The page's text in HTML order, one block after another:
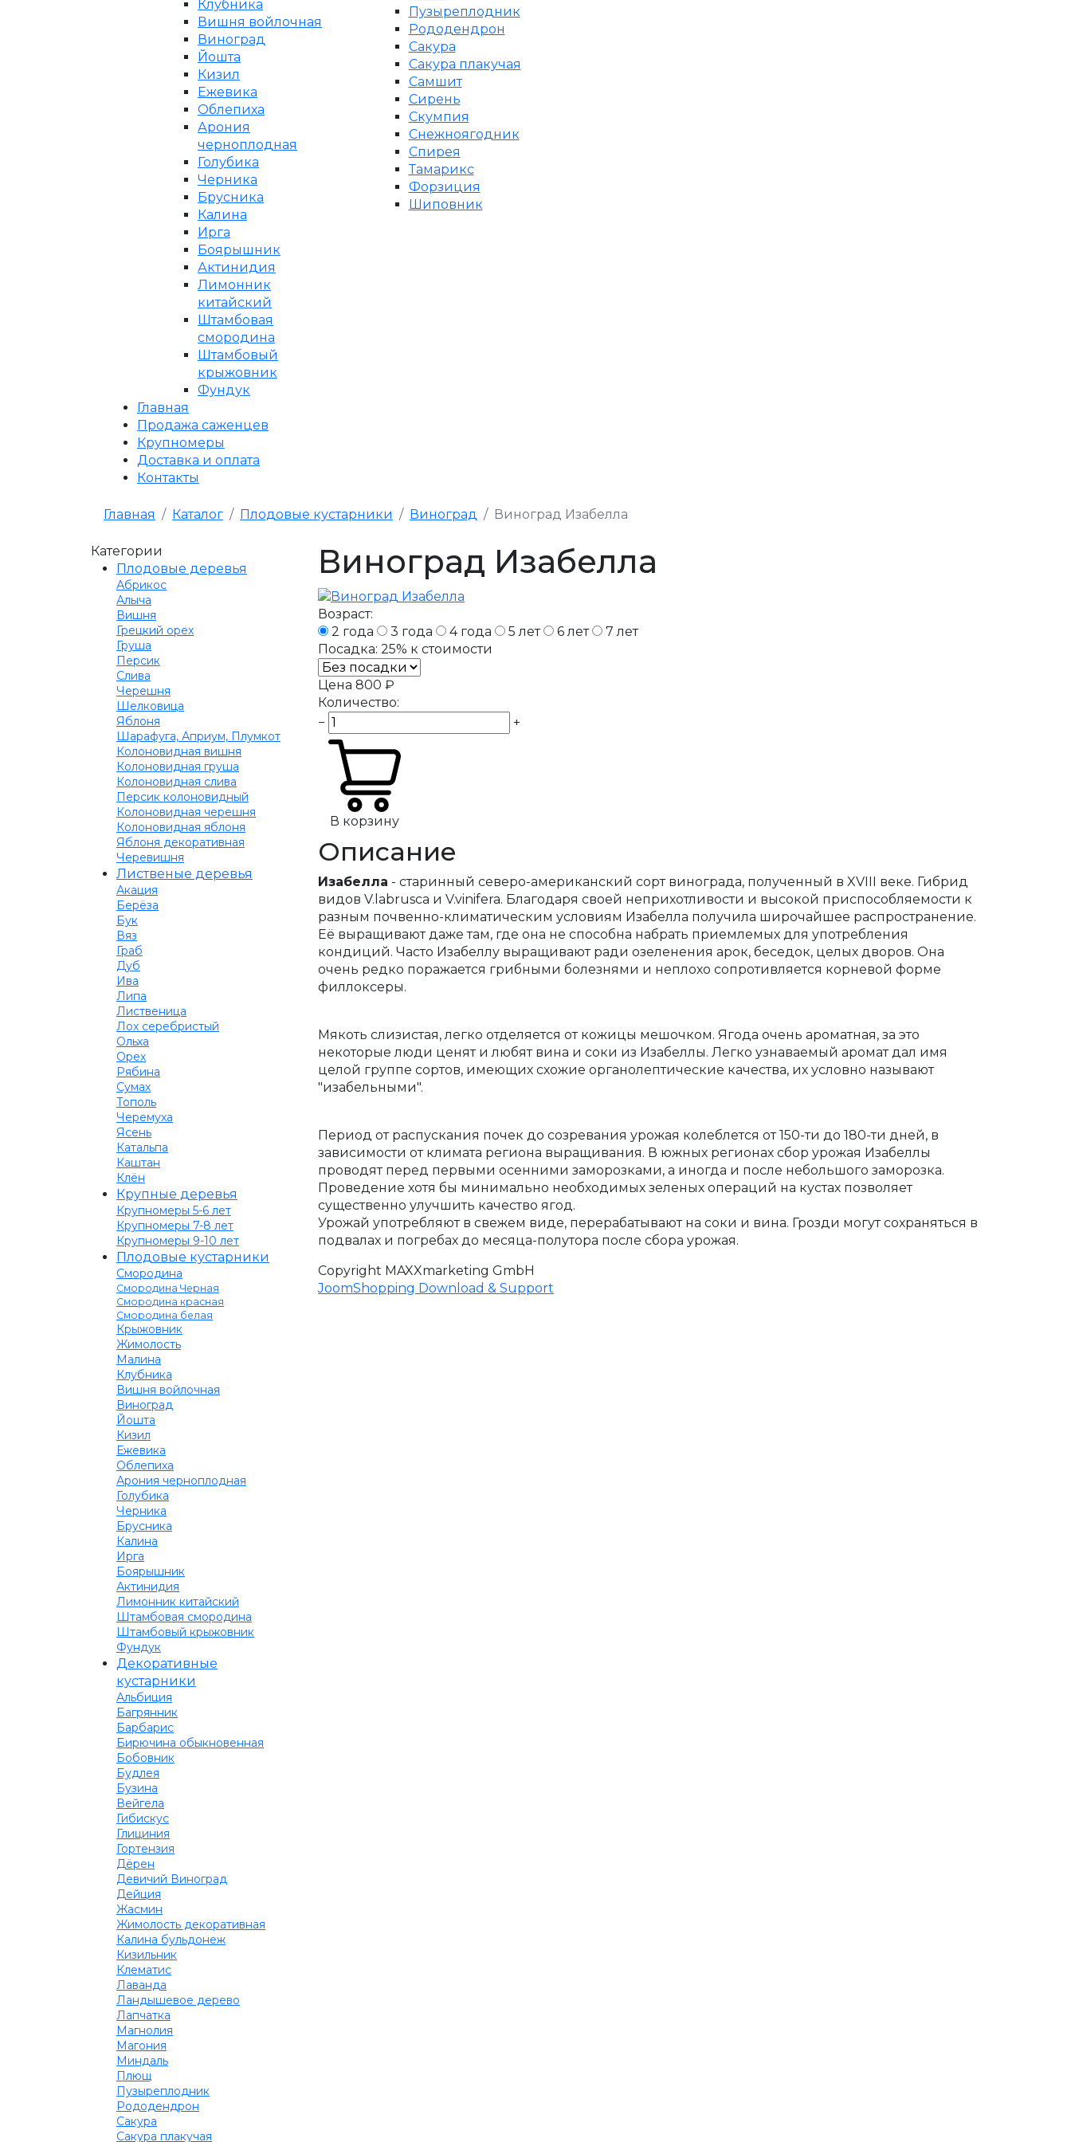
Клубника
Вишня войлочная
Виноград
Йошта
Кизил
Ежевика
Облепиха
Арония
черноплодная
Голубика
Черника
Брусника
Калина
Ирга
Боярышник
Актинидия
Лимонник
китайский
Штамбовая
смородина
Штамбовый
крыжовник
Фундук
Пузыреплодник
Рододендрон
Сакура
Сакура плакучая
Самшит
Сирень
Скумпия
Снежноягодник
Спирея
Тамарикс
Форзиция
Шиповник
Главная
Продажа саженцев
Крупномеры
Доставка и оплата
Контакты
Главная Каталог Плодовые кустарники Виноград Виноград Изабелла
Категории
Плодовые деревья
Абрикос
Алыча
Вишня
Грецкий орех
Груша
Персик
Слива
Черешня
Шелковица
Яблоня
Шарафуга, Априум, Плумкот
Колоновидная вишня
Колоновидная груша
Колоновидная слива
Персик колоновидный
Колоновидная черешня
Колоновидная яблоня
Яблоня декоративная
Черевишня
Лиственые деревья
Акация
Берёза
Бук
Вяз
Граб
Дуб
Ива
Липа
Лиственица
Лох серебристый
Ольха
Орех
Рябина
Сумах
Тополь
Черемуха
Ясень
Катальпа
Каштан
Клён
Крупные деревья
Крупномеры 5-6 лет
Крупномеры 7-8 лет
Крупномеры 9-10 лет
Плодовые кустарники
Смородина
Смородина Черная
Смородина красная
Смородина белая
Крыжовник
Жимолость
Малина
Клубника
Вишня войлочная
Виноград
Йошта
Кизил
Ежевика
Облепиха
Арония черноплодная
Голубика
Черника
Брусника
Калина
Ирга
Боярышник
Актинидия
Лимонник китайский
Штамбовая смородина
Штамбовый крыжовник
Фундук
Декоративные
кустарники
Альбиция
Багрянник
Барбарис
Бирючина обыкновенная
Бобовник
Будлея
Бузина
Вейгела
Гибискус
Глициния
Гортензия
Дёрен
Девичий Виноград
Дейция
Жасмин
Жимолость декоративная
Калина бульдонеж
Кизильник
Клематис
Лаванда
Ландышевое дерево
Лапчатка
Магнолия
Магония
Миндаль
Плющ
Пузыреплодник
Рододендрон
Сакура
Сакура плакучая
Виноград Изабелла
Возраст:
2 года
3 года 4 года 5 лет 6 лет
7 лет
Посадка: 25% к стоимости
Цена 800 ₽
Количество:
−
+
В корзину
Описание
Изабелла - старинный северо-американский сорт винограда, полученный в XVIII веке. Гибрид
видов V.labrusca и V.vinifera. Благодаря своей неприхотливости и высокой приспособляемости к
разным почвенно-климатическим условиям Изабелла получила широчайшее распространение.
Её выращивают даже там, где она не способна набрать приемлемых для употребления
кондиций. Часто Изабеллу выращивают ради озеленения арок, беседок, целых дворов. Она
очень редко поражается грибными болезнями и неплохо сопротивляется корневой форме
филлоксеры.
Мякоть слизистая, легко отделяется от кожицы мешочком. Ягода очень ароматная, за это
некоторые люди ценят и любят вина и соки из Изабеллы. Легко узнаваемый аромат дал имя
целой группе сортов, имеющих схожие органолептические качества, их условно называют
"изабельными".
Период от распускания почек до созревания урожая колеблется от 150-ти до 180-ти дней, в
зависимости от климата региона выращивания. В южных регионах сбор урожая Изабеллы
проводят перед первыми осенними заморозками, а иногда и после небольшого заморозка.
Проведение хотя бы минимально необходимых зеленых операций на кустах позволяет
существенно улучшить качество ягод.
Урожай употребляют в свежем виде, перерабатывают на соки и вина. Грозди могут сохраняться в
подвалах и погребах до месяца-полутора после сбора урожая.
Copyright MAXXmarketing GmbH
JoomShopping Download & Support